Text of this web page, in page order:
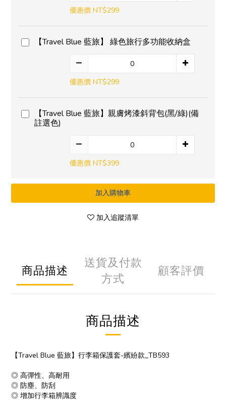
優惠價 NT$299
【Travel Blue 藍旅】 綠色旅行多功能收納盒
優惠價 NT$299
【Travel Blue 藍旅】親膚烤漆斜背包(黑/綠)(備
註選色)
優惠價 NT$399
加入購物車
加入追蹤清單
商品描述
送貨及付款
方式
顧客評價
商品描述
【Travel Blue 藍旅】行李箱保護套-繽紛款_TB593
◎ 高彈性、高耐用
◎ 防塵、防刮
◎ 增加行李箱辨識度